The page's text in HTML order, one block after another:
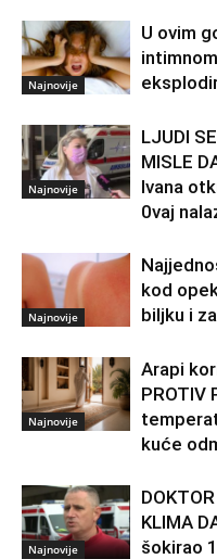
Najnovije
U ovim
Najnovije
LJUDl
MISLE
Ivana
0vaj
Najnovije
kod
biljku i
Najnovije
Arapi
PROTIV
kuće
Najnovije
KLIMA
šokirao